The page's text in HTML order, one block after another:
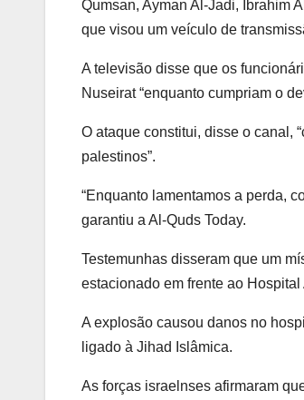
Qumsan, Ayman Al-Jadi, Ibrahim
que visou um veículo de
A televisão disse que os
Nuseirat “enquanto cumpriam o
O ataque constitui, disse o canal,
palestinos”.
“Enquanto lamentamos a perda,
garantiu a Al-Quds Today.
Testemunhas disseram que um
estacionado em frente ao
A explosão causou danos no
ligado à Jihad Islâmica.
As forças israelnses afirmaram